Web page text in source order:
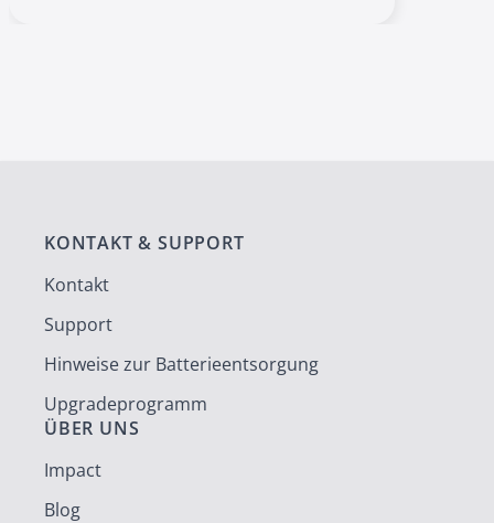
KONTAKT & SUPPORT
Kontakt
Support
Hinweise zur Batterieentsorgung
Upgradeprogramm
ÜBER UNS
Impact
Blog